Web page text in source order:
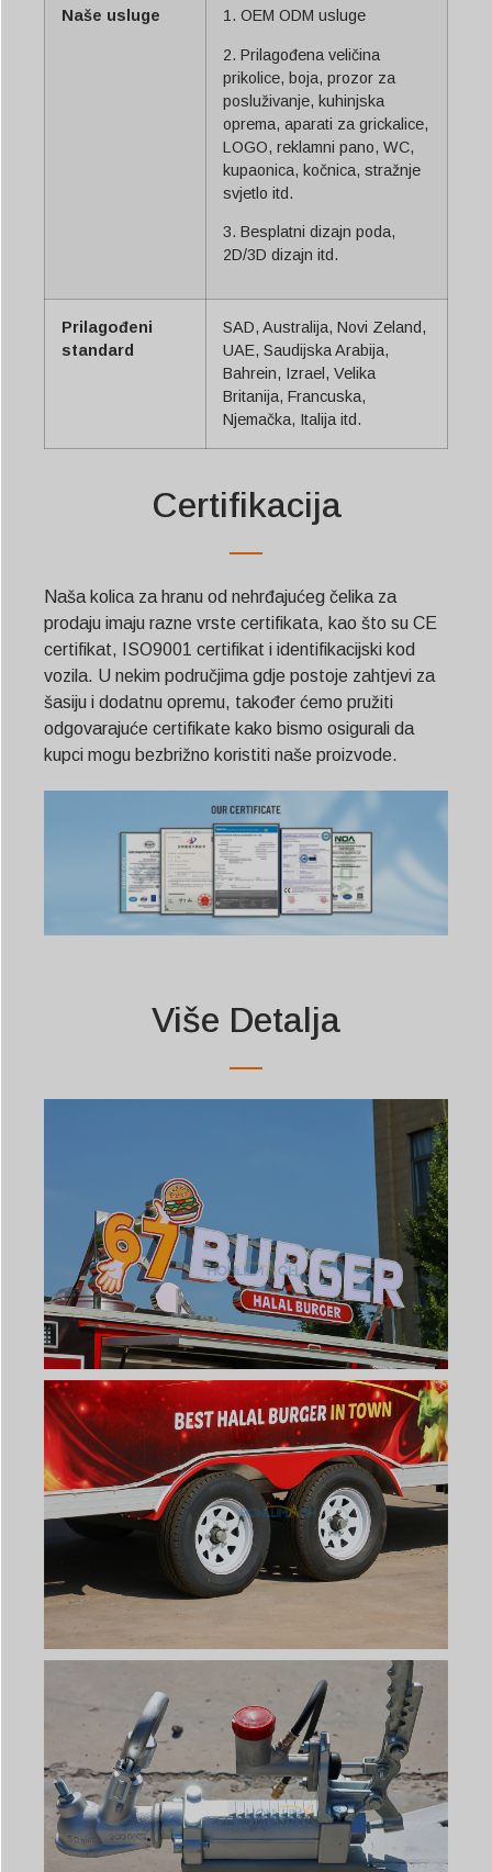
Naše usluge 1. OEM ODM usluge
2. Prilagođena veličina
prikolice, boja, prozor za
posluživanje, kuhinjska
oprema, aparati za grickalice,
LOGO, reklamni pano, WC,
kupaonica, kočnica, stražnje
svjetlo itd.
3. Besplatni dizajn poda,
2D/3D dizajn itd.
Prilagođeni
standard
SAD, Australija, Novi Zeland,
UAE, Saudijska Arabija,
Bahrein, Izrael, Velika
Britanija, Francuska,
Njemačka, Italija itd.
Certifikacija
Naša kolica za hranu od nehrđajućeg čelika za
prodaju imaju razne vrste certifikata, kao što su CE
certifikat, ISO9001 certifikat i identifikacijski kod
vozila. U nekim područjima gdje postoje zahtjevi za
šasiju i dodatnu opremu, također ćemo pružiti
odgovarajuće certifikate kako bismo osigurali da
kupci mogu bezbrižno koristiti naše proizvode.
Više Detalja
Čeština
Slovenščina
Latviešu valoda
Dansk
Српски језик
Norsk nynorsk
Български
Nederlands (België)
हिन्दी
Norsk bokmål
Slovenčina
Svenska